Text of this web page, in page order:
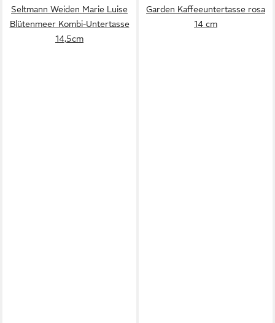
Seltmann Weiden Marie Luise
Blütenmeer Kombi-Untertasse
14,5cm
Garden Kaffeeuntertasse rosa
14 cm